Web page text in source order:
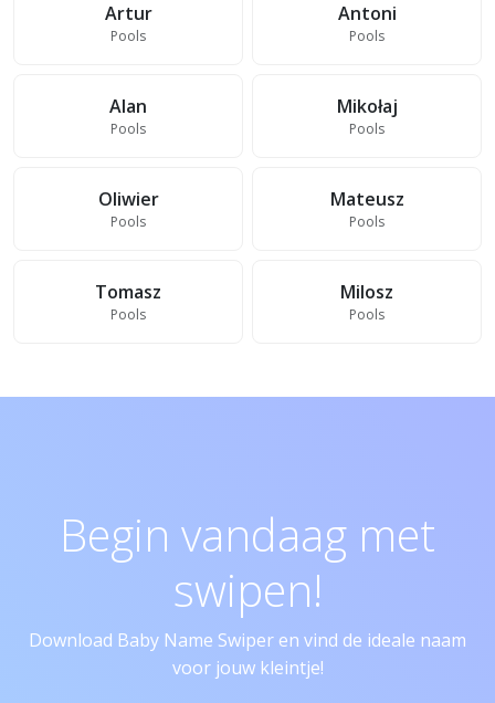
Artur
Pools
Antoni
Pools
Alan
Pools
Mikołaj
Pools
Oliwier
Pools
Mateusz
Pools
Tomasz
Pools
Milosz
Pools
Begin vandaag met
swipen!
Download Baby Name Swiper en vind de ideale naam
voor jouw kleintje!